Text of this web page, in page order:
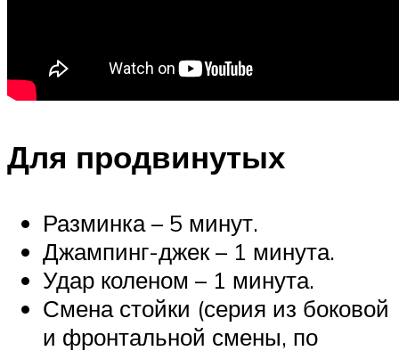
Для продвинутых
Разминка – 5 минут.
Джампинг-джек – 1 минута.
Удар коленом – 1 минута.
Смена стойки (серия из боковой
и фронтальной смены, по